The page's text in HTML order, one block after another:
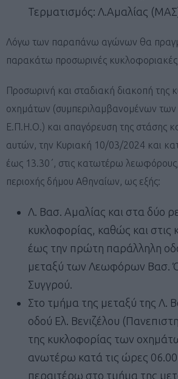
Τερματισμός: Λ.Αμαλίας
Λόγω των παραπάνω αγώνων θα
παρακάτω προσωρινές κυκλοφοριακές
Προσωρινή και σταδιακή διακοπή της
οχημάτων (συμπεριλαμβανομένων
Ε.Π.Η.Ο.) και απαγόρευση της στάσης
αυτών, την Κυριακή 10/03/2024 και
έως 13.30΄, στις κατωτέρω λεωφόρους,
περιοχής δήμου Αθηναίων, ως εξής:
Λ. Βασ. Αμαλίας και στα δύο
κυκλοφορίας, καθώς και στις
έως την πρώτη παράλληλη
μεταξύ των Λεωφόρων Βασ.
Συγγρού.
Στο τμήμα της μεταξύ της Λ.
οδού Ελ. Βενιζέλου
της κυκλοφορίας των
ανωτέρω κατά τις ώρες
περαιτέρω στο τμήμα της